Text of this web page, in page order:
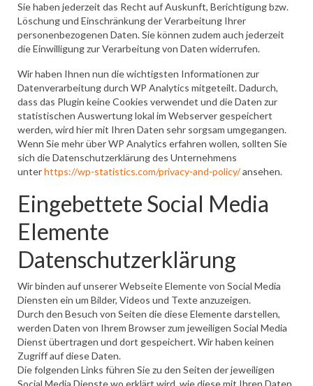
Sie haben jederzeit das Recht auf Auskunft, Berichtigung bzw.
Löschung und Einschränkung der Verarbeitung Ihrer
personenbezogenen Daten. Sie können zudem auch jederzeit
die Einwilligung zur Verarbeitung von Daten widerrufen.
Wir haben Ihnen nun die wichtigsten Informationen zur
Datenverarbeitung durch WP Analytics mitgeteilt. Dadurch,
dass das Plugin keine Cookies verwendet und die Daten zur
statistischen Auswertung lokal im Webserver gespeichert
werden, wird hier mit Ihren Daten sehr sorgsam umgegangen.
Wenn Sie mehr über WP Analytics erfahren wollen, sollten Sie
sich die Datenschutzerklärung des Unternehmens
unterhttps://wp-statistics.com/privacy-and-policy/ansehen.
Eingebettete Social Media
Elemente
Datenschutzerklärung
Wir binden auf unserer Webseite Elemente von Social Media
Diensten ein um Bilder, Videos und Texte anzuzeigen.
Durch den Besuch von Seiten die diese Elemente darstellen,
werden Daten von Ihrem Browser zum jeweiligen Social Media
Dienst übertragen und dort gespeichert. Wir haben keinen
Zugriff auf diese Daten.
Die folgenden Links führen Sie zu den Seiten der jeweiligen
Social Media Dienste wo erklärt wird, wie diese mit Ihren Daten